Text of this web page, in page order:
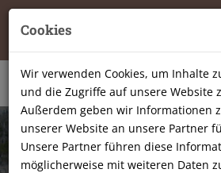
Cookies
Wir verwenden Cookies, um Inhalte
und die Zugriffe auf unsere Website
Außerdem geben wir Informationen
unserer Website an unsere Partner
Unsere Partner führen diese
möglicherweise mit weiteren Daten
|
07134-